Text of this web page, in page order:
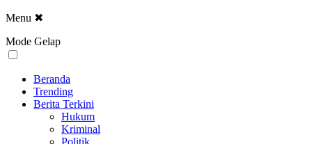
Menu ✖
Mode Gelap
Beranda
Trending
Berita Terkini
Hukum
Kriminal
Politik